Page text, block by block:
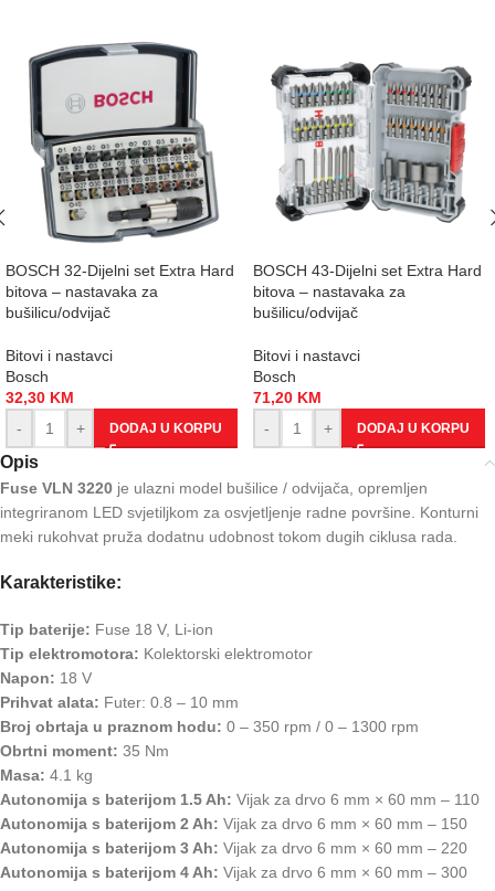
BOSCH 32-Dijelni set Extra Hard
bitova – nastavaka za
bušilicu/odvijač
Bitovi i nastavci
Bosch
32,30 KM
-
+ DODAJ U KORPU
BOSCH 43-Dijelni set Extra Hard
bitova – nastavaka za
bušilicu/odvijač
Bitovi i nastavci
Bosch
71,20 KM
-
+ DODAJ U KORPU
Opis
Fuse VLN 3220 je ulazni model bušilice / odvijača, opremljen
integriranom LED svjetiljkom za osvjetljenje radne površine. Konturni
meki rukohvat pruža dodatnu udobnost tokom dugih ciklusa rada.
Karakteristike:
Tip baterije: Fuse 18 V, Li-ion
Tip elektromotora: Kolektorski elektromotor
Napon: 18 V
Prihvat alata: Futer: 0.8 – 10 mm
Broj obrtaja u praznom hodu: 0 – 350 rpm / 0 – 1300 rpm
Obrtni moment: 35 Nm
Masa: 4.1 kg
Autonomija s baterijom 1.5 Ah: Vijak za drvo 6 mm × 60 mm – 110
Autonomija s baterijom 2 Ah: Vijak za drvo 6 mm × 60 mm – 150
Autonomija s baterijom 3 Ah: Vijak za drvo 6 mm × 60 mm – 220
Autonomija s baterijom 4 Ah: Vijak za drvo 6 mm × 60 mm – 300